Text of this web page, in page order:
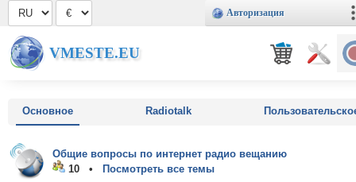
Авторизация
VMESTE.EU
Основное Radiotalk
Общие вопросы по интернет радио вещанию
10 •
Посмотреть все темы